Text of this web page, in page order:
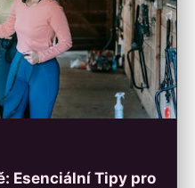
Esenciální Tipy pro